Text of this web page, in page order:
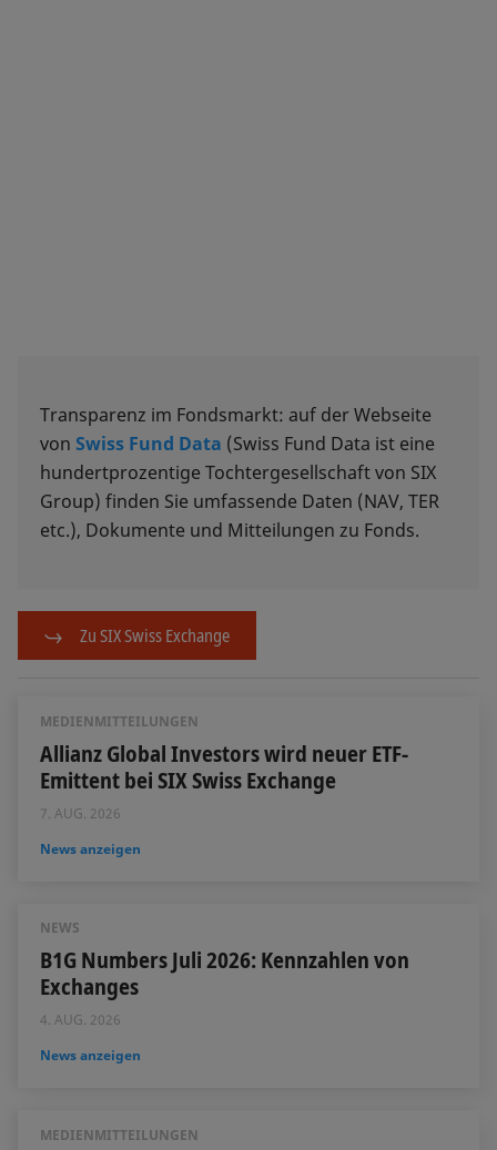
Transparenz im Fondsmarkt: auf der Webseite
von Swiss Fund Data (Swiss Fund Data ist eine
hundertprozentige Tochtergesellschaft von SIX
Group) finden Sie umfassende Daten (NAV, TER
etc.), Dokumente und Mitteilungen zu Fonds.
Zu SIX Swiss Exchange
MEDIENMITTEILUNGEN
Allianz Global Investors wird neuer ETF-
Emittent bei SIX Swiss Exchange
7. AUG. 2026
News anzeigen
NEWS
B1G Numbers Juli 2026: Kennzahlen von
Exchanges
4. AUG. 2026
News anzeigen
MEDIENMITTEILUNGEN